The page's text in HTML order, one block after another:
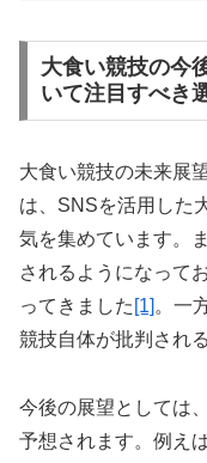
大食い競技の今
いて注目すべき
大食い競技の未来展
は、SNSを活用した
気を集めています。
されるようになって
ってきました [1]。一
競技自体が批判され
今後の展望としては
予想されます。例え